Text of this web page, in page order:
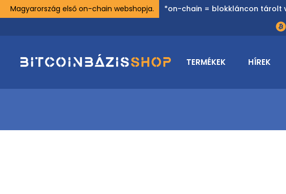
Magyarország első on-chain webshopja. *on-chain = blokkláncon tárolt
TERMÉKEK HÍREK